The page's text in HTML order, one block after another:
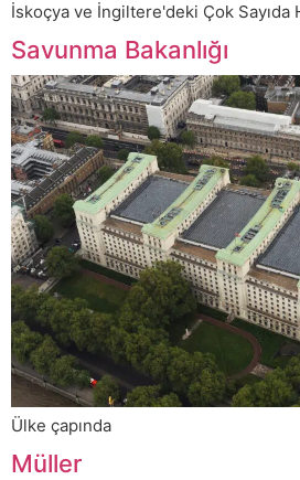
İskoçya ve İngiltere'deki Çok Sayıda
Savunma Bakanlığı
Ülke çapında
Müller